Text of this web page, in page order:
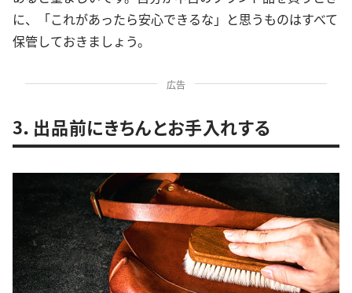
に、「これがあったら安心できるな」と思うものはすべて
保管しておきましょう。
広告
3．出品前にきちんとお手入れする